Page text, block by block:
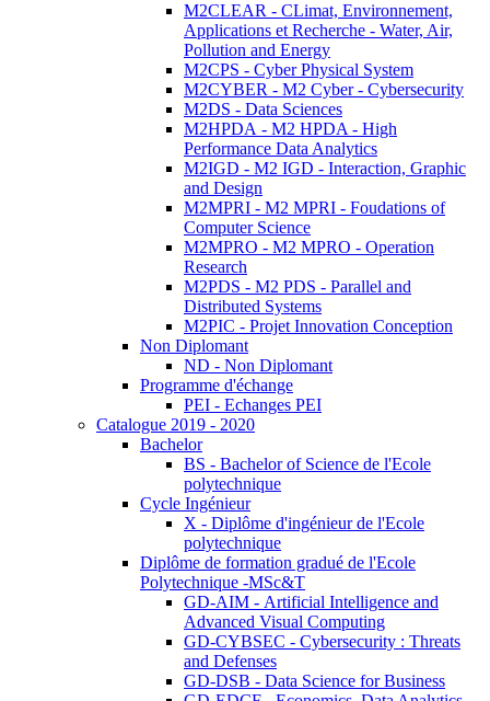
M2CLEAR - CLimat, Environnement,
Applications et Recherche - Water, Air,
Pollution and Energy
M2CPS - Cyber Physical System
M2CYBER - M2 Cyber - Cybersecurity
M2DS - Data Sciences
M2HPDA - M2 HPDA - High
Performance Data Analytics
M2IGD - M2 IGD - Interaction, Graphic
and Design
M2MPRI - M2 MPRI - Foudations of
Computer Science
M2MPRO - M2 MPRO - Operation
Research
M2PDS - M2 PDS - Parallel and
Distributed Systems
M2PIC - Projet Innovation Conception
Non Diplomant
ND - Non Diplomant
Programme d'échange
PEI - Echanges PEI
Catalogue 2019 - 2020
Bachelor
BS - Bachelor of Science de l'Ecole
polytechnique
Cycle Ingénieur
X - Diplôme d'ingénieur de l'Ecole
polytechnique
Diplôme de formation gradué de l'Ecole
Polytechnique -MSc&T
GD-AIM - Artificial Intelligence and
Advanced Visual Computing
GD-CYBSEC - Cybersecurity : Threats
and Defenses
GD-DSB - Data Science for Business